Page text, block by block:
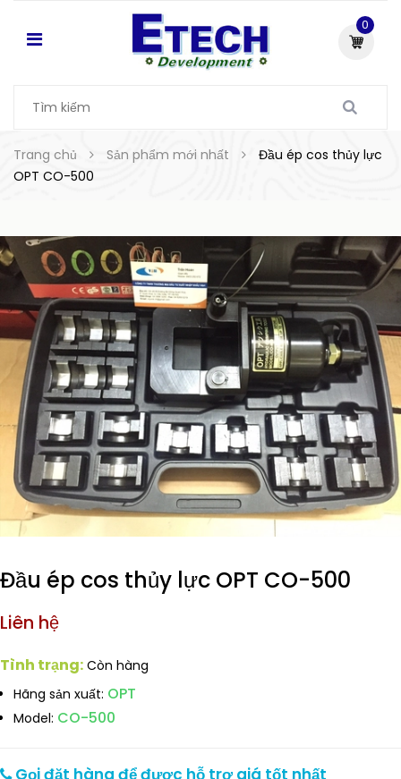
0
Trang chủ Sản phẩm mới nhất
Đầu ép cos thủy lực
OPT CO-500
Đầu ép cos thủy lực OPT CO-500
Liên hệ
Tình trạng: Còn hàng
Hãng sản xuất: OPT
Model: CO-500
Gọi đặt hàng để được hỗ trợ giá tốt nhất